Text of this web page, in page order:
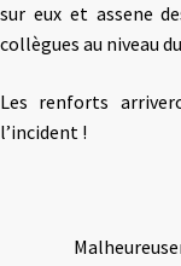
sur eux et assene
collègues au niveau
Les renforts
l’incident !